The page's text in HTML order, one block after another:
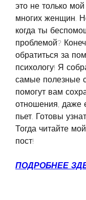
это не только
многих женщин.
когда ты
проблемой?
обратиться за
психологу! Я
самые полезные
помогут вам
отношения, даже
пьет. Готовы
Тогда читайте
пост!
ПОДРОБНЕЕ